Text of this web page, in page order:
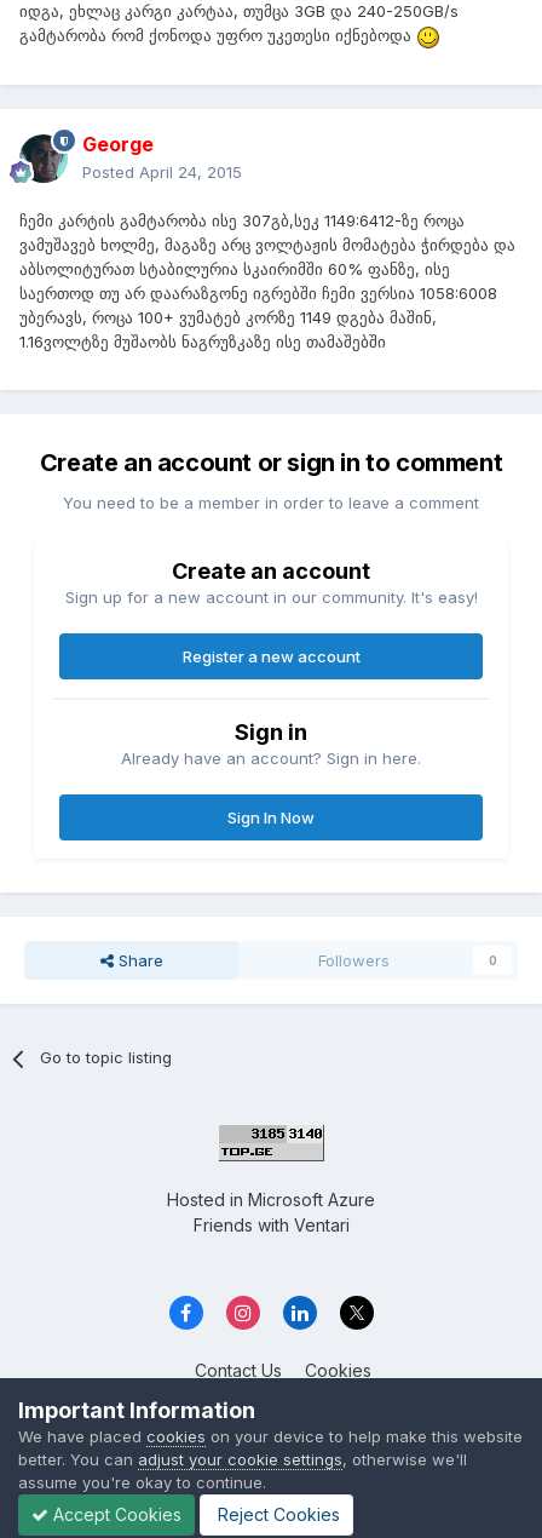
იდგა, ეხლაც კარგი კარტაა, თუმცა 3GB და 240-250GB/s
გამტარობა რომ ქონოდა უფრო უკეთესი იქნებოდა
George
Posted April 24, 2015
ჩემი კარტის გამტარობა ისე 307გბ,სეკ 1149:6412-ზე როცა
ვამუშავებ ხოლმე, მაგაზე არც ვოლტაჟის მომატება ჭირდება და
აბსოლიტურათ სტაბილურია სკაირიმში 60% ფანზე, ისე
საერთოდ თუ არ დაარაზგონე იგრებში ჩემი ვერსია 1058:6008
უბერავს, როცა 100+ ვუმატებ კორზე 1149 დგება მაშინ,
1.16ვოლტზე მუშაობს ნაგრუზკაზე ისე თამაშებში
Create an account or sign in to comment
You need to be a member in order to leave a comment
Create an account
Sign up for a new account in our community. It's easy!
Register a new account
Sign in
Already have an account? Sign in here.
Sign In Now
Share Followers 0
Go to topic listing
Hosted in Microsoft Azure
Friends with Ventari
Contact Us Cookies
Overclockers GE
Powered by Invision Community
Important Information
We have placed cookies on your device to help make this website
better. You can adjust your cookie settings, otherwise we'll
assume you're okay to continue.
Accept Cookies Reject Cookies